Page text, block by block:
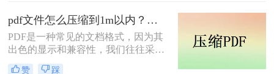
极为简单的，能够让每位小伙伴都快
速上手，有需要的朋友们千万不要错
过！
pdf文件怎么压缩到1m以内？这个在线工具特别简单，可一键搞定PDF文件压缩！
PDF是一种常见的文档格式，因为其
出色的显示和兼容性，我们往往采用
这种格式进行文件传输和分享。但有
赞 踩